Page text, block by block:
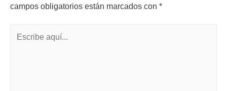
campos obligatorios están marcados con *